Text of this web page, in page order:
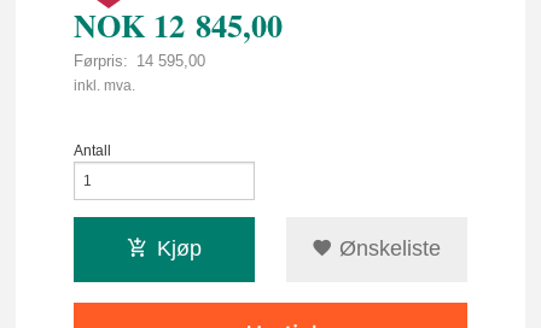
NOK 12 845,00
Førpris: 14 595,00
Rabatt
inkl. mva.
Antall
Kjøp Ønskeliste